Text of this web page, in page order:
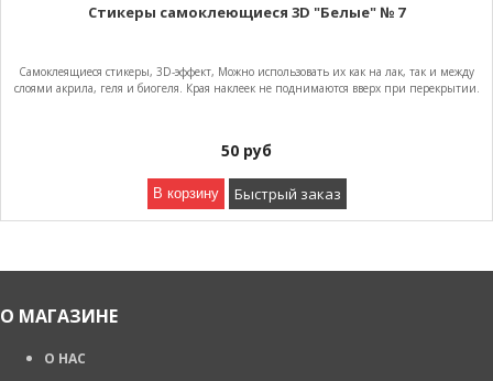
Стикеры самоклеющиеся 3D "Белые" № 7
Самоклеящиеся стикеры, 3D-эффект, Можно использовать их как на лак, так и между
слоями акрила, геля и биогеля. Края наклеек не поднимаются вверх при перекрытии.
50 руб
В корзину Быстрый заказ
О МАГАЗИНЕ
О НАС